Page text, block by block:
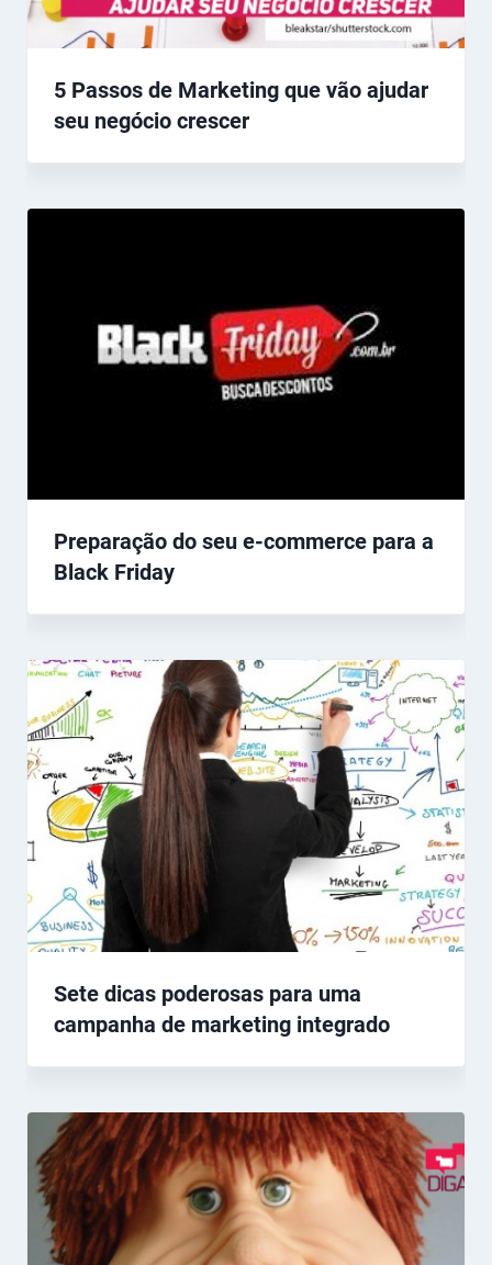
5 Passos de Marketing que vão ajudar
seu negócio crescer
Preparação do seu e-commerce para a
Black Friday
Sete dicas poderosas para uma
campanha de marketing integrado